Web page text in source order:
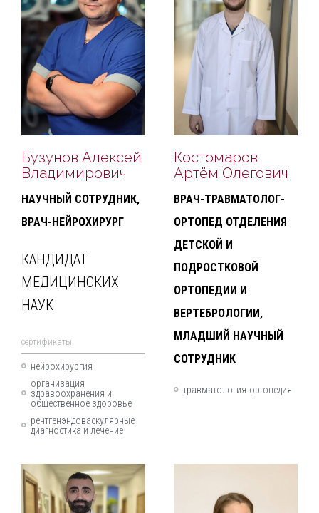
Бузунов Алексей
Владимирович
НАУЧНЫЙ СОТРУДНИК,
ВРАЧ-НЕЙРОХИРУРГ
КАНДИДАТ
МЕДИЦИНСКИХ
НАУК
cертификаты
нейрохирургия
организация
здравоохранения и
общественное здоровье
рентгенэндоваскулярные
диагностика и лечение
Костомаров
Артём Олегович
ВРАЧ-ТРАВМАТОЛОГ-
ОРТОПЕД ОТДЕЛЕНИЯ
ДЕТСКОЙ И
ПОДРОСТКОВОЙ
ОРТОПЕДИИ И
ВЕРТЕБРОЛОГИИ,
МЛАДШИЙ НАУЧНЫЙ
СОТРУДНИК
травматология-ортопедия